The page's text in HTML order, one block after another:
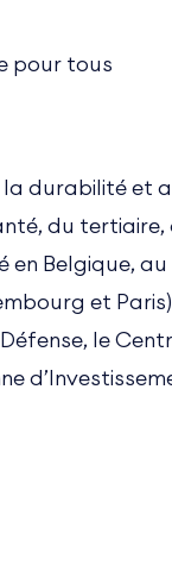
pour tous
la durabilité
du
Belgique,
et
le